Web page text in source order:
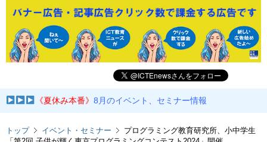
《夏休み本番》8月のイベント、セミナー情報
トップ イベント・セミナー
プログラミング教育研究所、小中学生